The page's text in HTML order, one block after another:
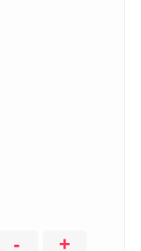
- +